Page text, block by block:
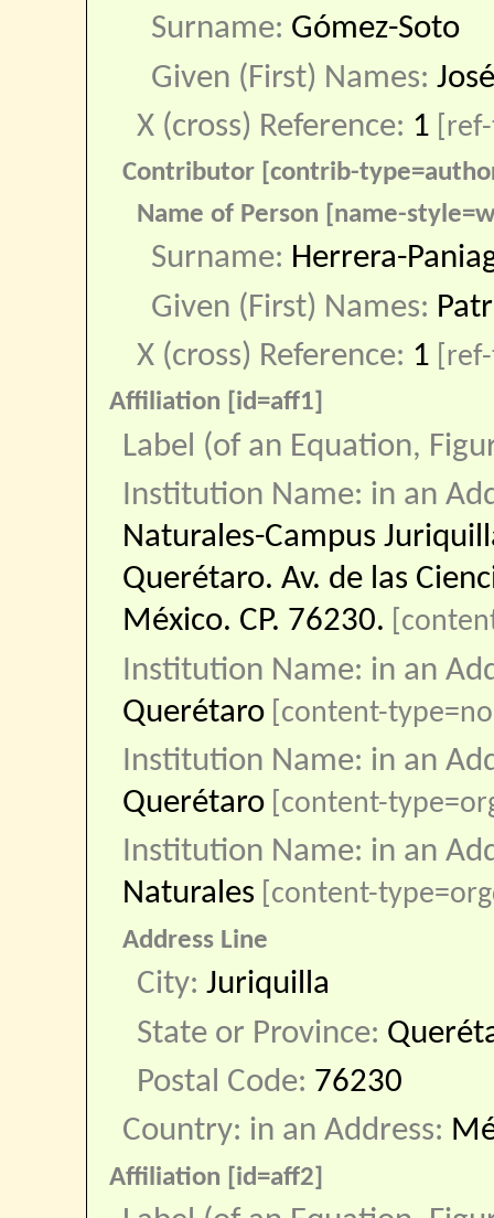
Surname: Gómez-Soto
Given (First) Names:
X (cross) Reference: 1
Contributor [contrib-
Name of Person [name-
Surname: Herrera-
Given (First) Names:
X (cross) Reference: 1
Affiliation [id=aff1]
Label (of an Equation,
Institution Name: in an
Naturales-Campus
Querétaro. Av. de las
México. CP. 76230.
Institution Name: in an
Querétaro [content-
Institution Name: in an
Querétaro [content-
Institution Name: in an
Naturales [content-
Address Line
City:Juriquilla
State or Province:
Postal Code: 76230
Country: in an Address:
Affiliation [id=aff2]